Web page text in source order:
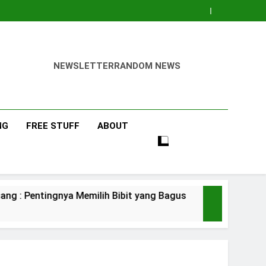
NEWSLETTERRANDOM NEWS
FREE STUFF ABOUT
Memilih Bibit yang Bagus